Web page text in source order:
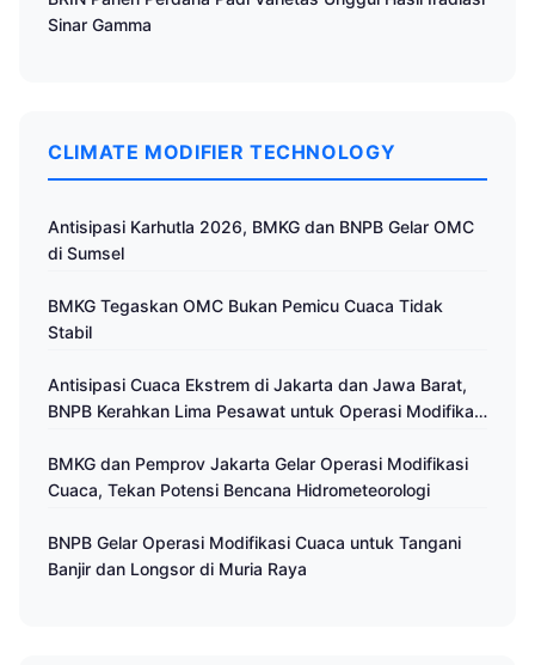
Sinar Gamma
CLIMATE MODIFIER TECHNOLOGY
Antisipasi Karhutla 2026, BMKG dan BNPB Gelar OMC
di Sumsel
BMKG Tegaskan OMC Bukan Pemicu Cuaca Tidak
Stabil
Antisipasi Cuaca Ekstrem di Jakarta dan Jawa Barat,
BNPB Kerahkan Lima Pesawat untuk Operasi Modifikasi
BMKG dan Pemprov Jakarta Gelar Operasi Modifikasi
Cuaca, Tekan Potensi Bencana Hidrometeorologi
BNPB Gelar Operasi Modifikasi Cuaca untuk Tangani
Banjir dan Longsor di Muria Raya